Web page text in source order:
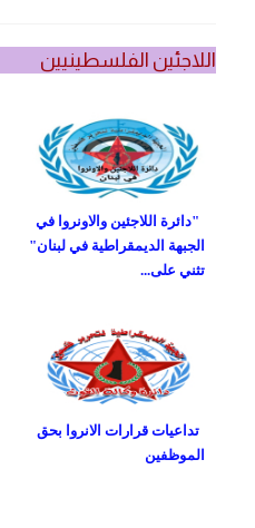
اللاجئين الفلسطينيين
"دائرة اللاجئين والاونروا في
الجبهة الديمقراطية في لبنان"
تثني على...
تداعيات قرارات الانروا بحق
الموظفين